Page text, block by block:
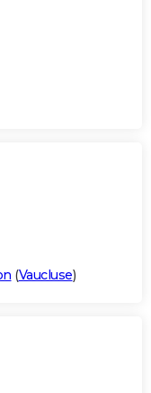
(Vaucluse)